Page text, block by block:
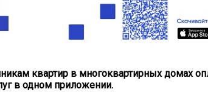
квартир в многоквартирных домах
в одном приложении.